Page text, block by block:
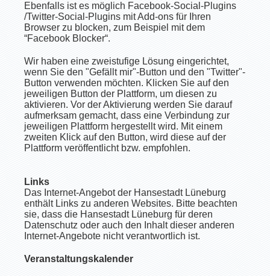
Ebenfalls ist es möglich Facebook-Social-Plugins
/Twitter-Social-Plugins mit Add-ons für Ihren
Browser zu blocken, zum Beispiel mit dem
“Facebook Blocker“.
Wir haben eine zweistufige Lösung eingerichtet,
wenn Sie den "Gefällt mir"-Button und den "Twitter"-
Button verwenden möchten. Klicken Sie auf den
jeweiligen Button der Plattform, um diesen zu
aktivieren. Vor der Aktivierung werden Sie darauf
aufmerksam gemacht, dass eine Verbindung zur
jeweiligen Plattform hergestellt wird. Mit einem
zweiten Klick auf den Button, wird diese auf der
Plattform veröffentlicht bzw. empfohlen.
Links
Das Internet-Angebot der Hansestadt Lüneburg
enthält Links zu anderen Websites. Bitte beachten
sie, dass die Hansestadt Lüneburg für deren
Datenschutz oder auch den Inhalt dieser anderen
Internet-Angebote nicht verantwortlich ist.
Veranstaltungskalender